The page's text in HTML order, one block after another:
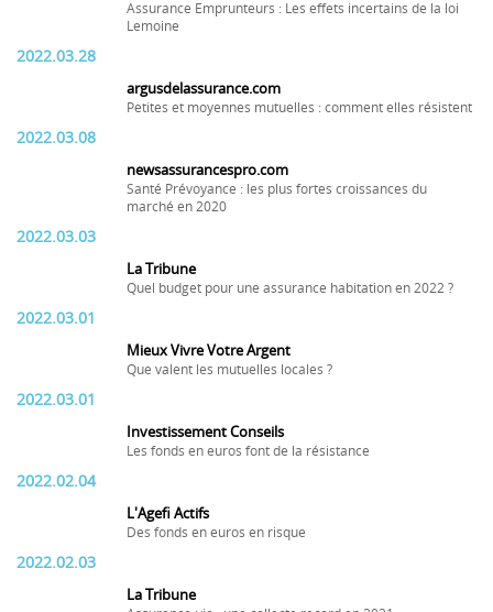
Assurance Emprunteurs : Les effets incertains de la loi
Lemoine
2022.03.28
argusdelassurance.com
Petites et moyennes mutuelles : comment elles résistent
2022.03.08
newsassurancespro.com
Santé Prévoyance : les plus fortes croissances du
marché en 2020
2022.03.03
La Tribune
Quel budget pour une assurance habitation en 2022 ?
2022.03.01
Mieux Vivre Votre Argent
Que valent les mutuelles locales ?
2022.03.01
Investissement Conseils
Les fonds en euros font de la résistance
2022.02.04
L'Agefi Actifs
Des fonds en euros en risque
2022.02.03
La Tribune